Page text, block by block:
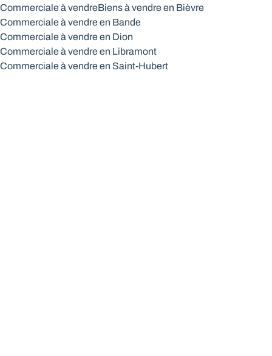
Max. budget
Chercher
Commerciale à vendreBiens à vendre en Bièvre
Commerciale à vendre en Bande
Commerciale à vendre en Dion
Commerciale à vendre en Libramont
Commerciale à vendre en Saint-Hubert